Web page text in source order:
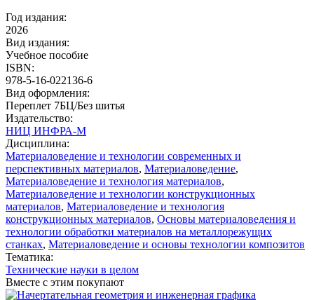
Год издания:
2026
Вид издания:
Учебное пособие
ISBN:
978-5-16-022136-6
Вид оформления:
Переплет 7БЦ/Без шитья
Издательство:
НИЦ ИНФРА-М
Дисциплина:
Материаловедение и технологии современных и
перспективных материалов, Материаловедение,
Материаловедение и технология материалов,
Материаловедение и технологии конструкционных
материалов, Материаловедение и технология
конструкционных материалов, Основы материаловедения и
технологии обработки материалов на металлорежущих
станках, Материаловедение и основы технологии композитов
Тематика:
Технические науки в целом
Вместе с этим покупают